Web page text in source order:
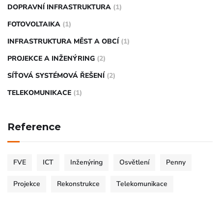
DOPRAVNÍ INFRASTRUKTURA (1)
FOTOVOLTAIKA (1)
INFRASTRUKTURA MĚST A OBCÍ (1)
PROJEKCE A INŽENÝRING (2)
SÍŤOVÁ SYSTÉMOVÁ ŘEŠENÍ (2)
TELEKOMUNIKACE (1)
Reference
FVE ICT Inženýring Osvětlení Penny
Projekce Rekonstrukce Telekomunikace